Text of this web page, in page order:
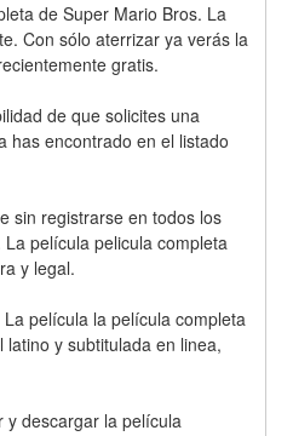
de Super Mario Bros. La
Con sólo aterrizar ya verás la
gratis.
de que solicites una
has encontrado en el listado
sin registrarse en todos los
película pelicula completa
y legal.
película la película completa
y subtitulada en linea,
y descargar la película